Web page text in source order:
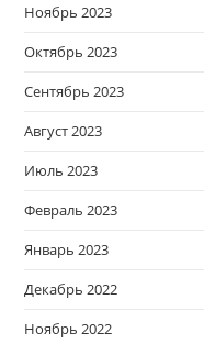
Ноябрь 2023
Октябрь 2023
Сентябрь 2023
Август 2023
Июль 2023
Февраль 2023
Январь 2023
Декабрь 2022
Ноябрь 2022